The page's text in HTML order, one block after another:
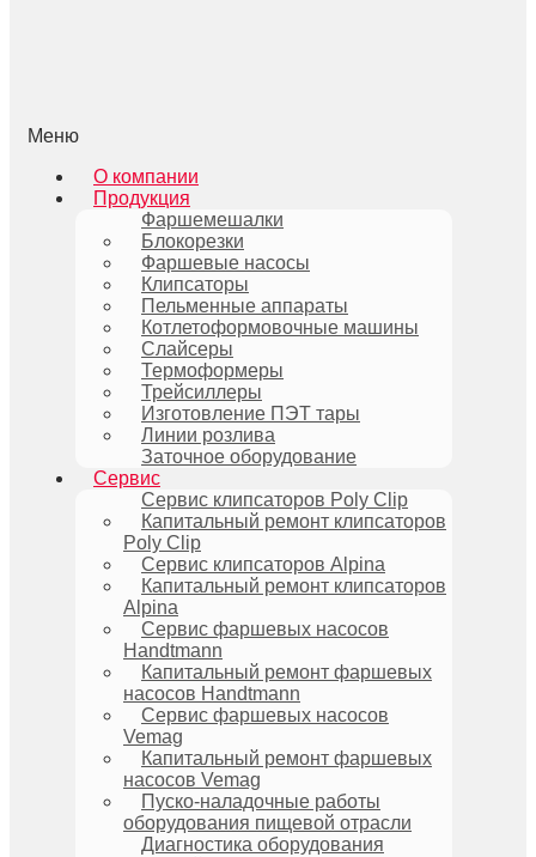
Меню
О компании
Продукция
Фаршемешалки
Блокорезки
Фаршевые насосы
Клипсаторы
Пельменные аппараты
Котлетоформовочные машины
Слайсеры
Термоформеры
Трейсиллеры
Изготовление ПЭТ тары
Линии розлива
Заточное оборудование
Сервис
Сервис клипсаторов Poly Clip
Капитальный ремонт клипсаторов
Poly Clip
Сервис клипсаторов Alpina
Капитальный ремонт клипсаторов
Alpina
Сервис фаршевых насосов
Handtmann
Капитальный ремонт фаршевых
насосов Handtmann
Сервис фаршевых насосов
Vemag
Капитальный ремонт фаршевых
насосов Vemag
Пуско-наладочные работы
оборудования пищевой отрасли
Диагностика оборудования